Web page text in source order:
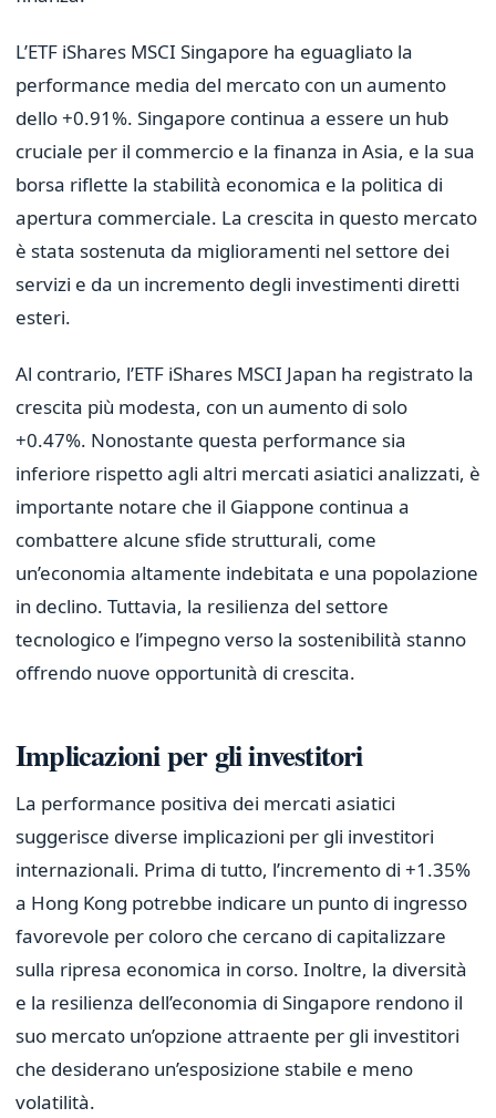
L’ETF iShares MSCI Singapore ha eguagliato la
performance media del mercato con un aumento
dello +0.91%. Singapore continua a essere un hub
cruciale per il commercio e la finanza in Asia, e la sua
borsa riflette la stabilità economica e la politica di
apertura commerciale. La crescita in questo mercato
è stata sostenuta da miglioramenti nel settore dei
servizi e da un incremento degli investimenti diretti
esteri.
Al contrario, l’ETF iShares MSCI Japan ha registrato la
crescita più modesta, con un aumento di solo
+0.47%. Nonostante questa performance sia
inferiore rispetto agli altri mercati asiatici analizzati, è
importante notare che il Giappone continua a
combattere alcune sfide strutturali, come
un’economia altamente indebitata e una popolazione
in declino. Tuttavia, la resilienza del settore
tecnologico e l’impegno verso la sostenibilità stanno
offrendo nuove opportunità di crescita.
Implicazioni per gli investitori
La performance positiva dei mercati asiatici
suggerisce diverse implicazioni per gli investitori
internazionali. Prima di tutto, l’incremento di +1.35%
a Hong Kong potrebbe indicare un punto di ingresso
favorevole per coloro che cercano di capitalizzare
sulla ripresa economica in corso. Inoltre, la diversità
e la resilienza dell’economia di Singapore rendono il
suo mercato un’opzione attraente per gli investitori
che desiderano un’esposizione stabile e meno
volatilità.